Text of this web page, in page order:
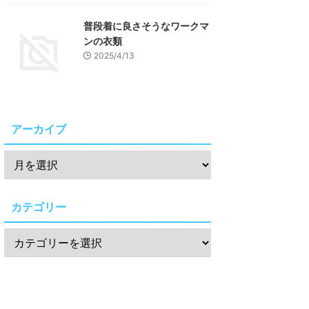
普段着に良さそうなワークマ
ンの衣類
2025/4/13
アーカイブ
カテゴリー